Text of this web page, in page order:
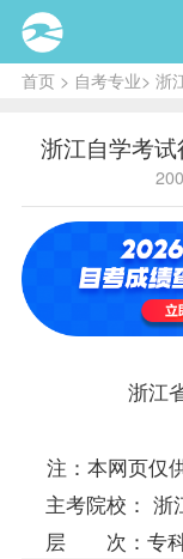
首页> 自考专业> 浙
浙江自学考
浙江
注：本网页仅
主考院校： 浙
层 次：专